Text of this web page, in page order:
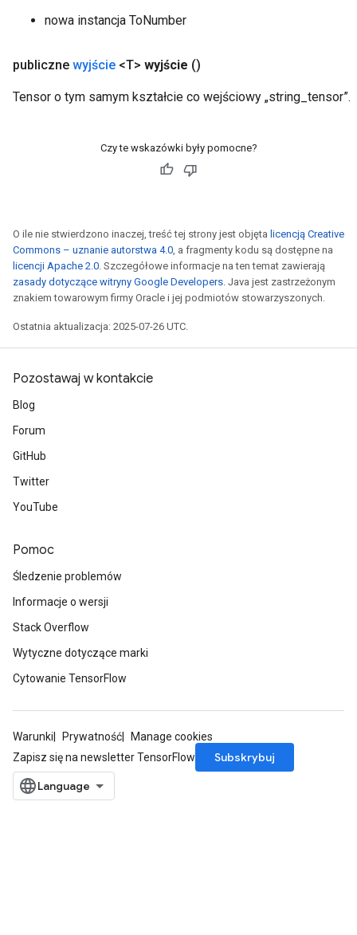
nowa instancja ToNumber
publiczne wyjście <T> wyjście ()
Tensor o tym samym kształcie co wejściowy „string_tensor”.
Czy te wskazówki były pomocne?
O ile nie stwierdzono inaczej, treść tej strony jest objęta licencją Creative
Commons – uznanie autorstwa 4.0, a fragmenty kodu są dostępne na
licencji Apache 2.0. Szczegółowe informacje na ten temat zawierają
zasady dotyczące witryny Google Developers. Java jest zastrzeżonym
znakiem towarowym firmy Oracle i jej podmiotów stowarzyszonych.
Ostatnia aktualizacja: 2025-07-26 UTC.
Pozostawaj w kontakcie
Blog
Forum
GitHub
Twitter
YouTube
Pomoc
Śledzenie problemów
Informacje o wersji
Stack Overflow
Wytyczne dotyczące marki
Cytowanie TensorFlow
Warunki Prywatność
Manage cookies
Zapisz się na newsletter TensorFlow
Subskrybuj